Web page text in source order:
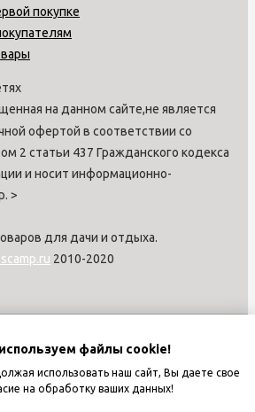
файлы cookie!
использовать наш сайт, Вы даете свое
на обработку ваших данных!
покупке
на данном сайте,не является
офертой в соответствии со
2 статьи 437 Гражданского кодекса
и носит информационно-
>
для дачи и отдыха.
2010-2020